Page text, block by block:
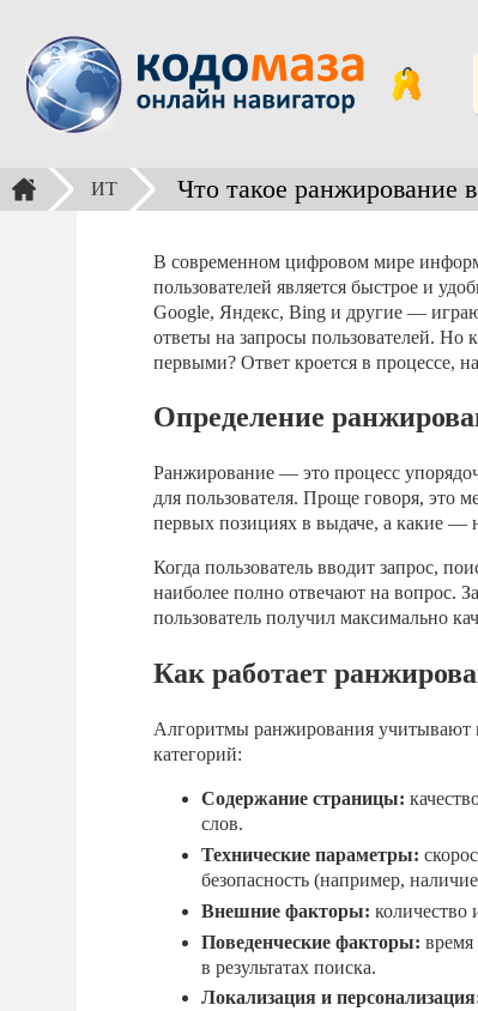
ИТ Что такое ранжирование
В современном цифровом мире
пользователей является быстрое и
Google, Яндекс, Bing и другие —
ответы на запросы пользователей. Но
первыми? Ответ кроется в процессе,
Определение
Ранжирование — это процесс
для пользователя. Проще говоря, это
первых позициях в выдаче, а какие —
Когда пользователь вводит запрос,
наиболее полно отвечают на вопрос.
пользователь получил максимально
Как работает
Алгоритмы ранжирования учитывают
категорий:
Содержание страницы:
слов.
Технические параметры:
безопасность (например,
Внешние факторы: количество
Поведенческие факторы: время
в результатах поиска.
Локализация и